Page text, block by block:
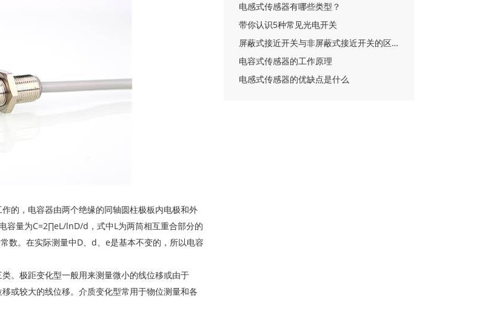
，电容器由两个绝缘的同轴圆柱极板内电极和外
容量为C=2∏eL/lnD/d，式中L为两筒相互重合部分的
数。在实际测量中D、d、e是基本不变的，所以电容
极距变化型一般用来测量微小的线位移或由于
或较大的线位移。介质变化型常用于物位测量和各
电感式传感器有哪些类型？
带你认识5种常见光电开关
屏蔽式接近开关与非屏蔽式接近开关的区别
电容式传感器的工作原理
电感式传感器的优缺点是什么